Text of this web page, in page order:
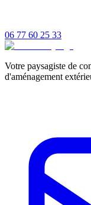
06 77 60 25 33
Votre paysagiste de
d'aménagement